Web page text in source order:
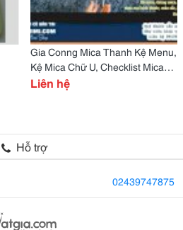
Gia Conng Mica Thanh Kệ Menu,
Kệ Mica Chữ U, Checklist Mica
A4
Liên hệ
Hỗ trợ
02439747875